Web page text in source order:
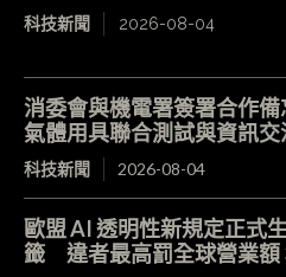
科技新聞 2026-08-04
消委會與機電署簽署合作
氣體用具聯合測試與資訊交
科技新聞 2026-08-04
歐盟 AI 透明性新規定正式
籤 違者最高罰全球營業額